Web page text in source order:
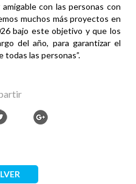
con las personas con
muchos más proyectos en
bajo este objetivo y que los
del año, para garantizar el
las personas”.